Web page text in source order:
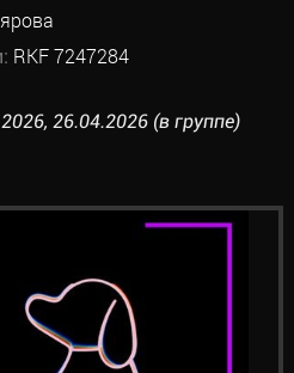
RKF 7247284
26.04.2026 (в группе)